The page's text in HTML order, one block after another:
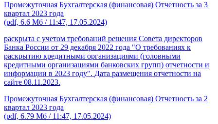
Промежуточная Бухгалтерская (финансовая) Отчетность за 3
квартал 2023 года
(pdf, 6.6 Мб / 11:47, 17.05.2024)
раскрыта с учетом требований решения Совета директоров
Банка России от 29 декабря 2022 года "О требованиях к
раскрытию кредитными организациями (головными
кредитными организациями банковских групп) отчетности и
информации в 2023 году". Дата размещения отчетности на
сайте 08.11.2023.
Промежуточная Бухгалтерская (финансовая) Отчетность за 2
квартал 2023 года
(pdf, 6.79 Мб / 11:47, 17.05.2024)